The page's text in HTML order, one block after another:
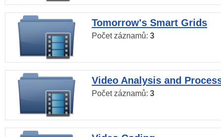
Tomorrow's Smart Grids
Počet záznamů: 3
Video Analysis and
Počet záznamů: 3